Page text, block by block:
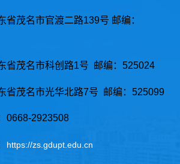
省茂名市官渡二路139号 邮编：
省茂名市科创路1号 邮编：525024
省茂名市光华北路7号 邮编：525099
0668-2923508
https://zs.gdupt.edu.cn